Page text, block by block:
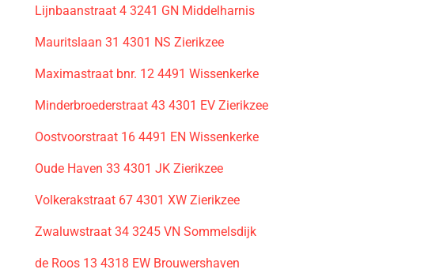
Lijnbaanstraat 4 3241 GN Middelharnis
Mauritslaan 31 4301 NS Zierikzee
Maximastraat bnr. 12 4491 Wissenkerke
Minderbroederstraat 43 4301 EV Zierikzee
Oostvoorstraat 16 4491 EN Wissenkerke
Oude Haven 33 4301 JK Zierikzee
Volkerakstraat 67 4301 XW Zierikzee
Zwaluwstraat 34 3245 VN Sommelsdijk
de Roos 13 4318 EW Brouwershaven